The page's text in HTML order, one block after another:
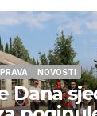
NOVOSTI
Dana